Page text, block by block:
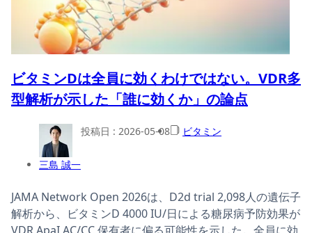
ビタミンDは全員に効くわけではない。VDR多
型解析が示した「誰に効くか」の論点
三島 誠一
投稿日 : 2026-05-08 ビタミン
JAMA Network Open 2026は、D2d trial 2,098人の遺伝子
解析から、ビタミンD 4000 IU/日による糖尿病予防効果が